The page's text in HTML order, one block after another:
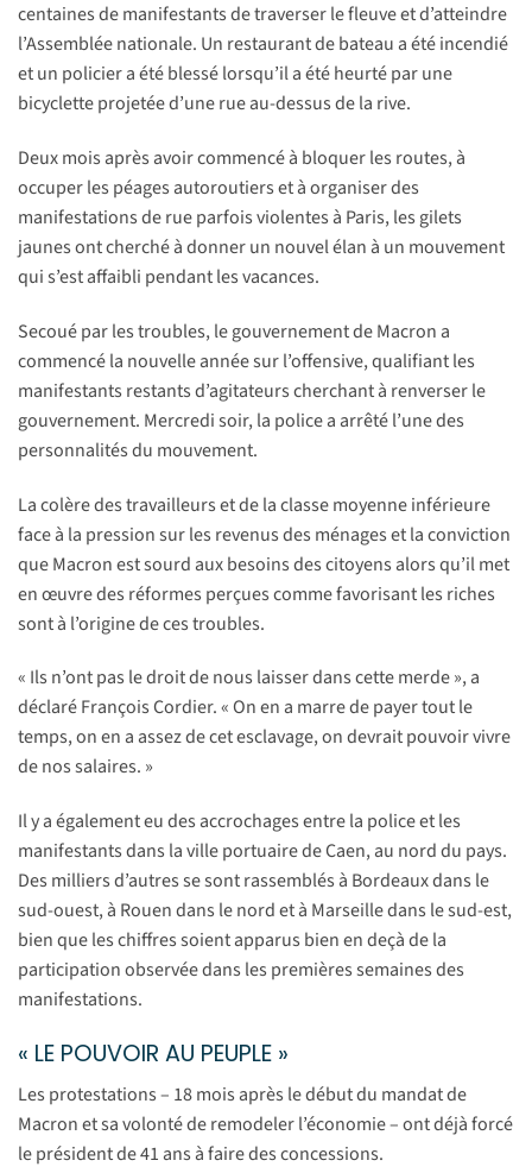
centaines de manifestants de traverser le fleuve et d’atteindre
l’Assemblée nationale. Un restaurant de bateau a été incendié
et un policier a été blessé lorsqu’il a été heurté par une
bicyclette projetée d’une rue au-dessus de la rive.
Deux mois après avoir commencé à bloquer les routes, à
occuper les péages autoroutiers et à organiser des
manifestations de rue parfois violentes à Paris, les gilets
jaunes ont cherché à donner un nouvel élan à un mouvement
qui s’est affaibli pendant les vacances.
Secoué par les troubles, le gouvernement de Macron a
commencé la nouvelle année sur l’offensive, qualifiant les
manifestants restants d’agitateurs cherchant à renverser le
gouvernement. Mercredi soir, la police a arrêté l’une des
personnalités du mouvement.
La colère des travailleurs et de la classe moyenne inférieure
face à la pression sur les revenus des ménages et la conviction
que Macron est sourd aux besoins des citoyens alors qu’il met
en œuvre des réformes perçues comme favorisant les riches
sont à l’origine de ces troubles.
« Ils n’ont pas le droit de nous laisser dans cette merde », a
déclaré François Cordier. « On en a marre de payer tout le
temps, on en a assez de cet esclavage, on devrait pouvoir vivre
de nos salaires. »
Il y a également eu des accrochages entre la police et les
manifestants dans la ville portuaire de Caen, au nord du pays.
Des milliers d’autres se sont rassemblés à Bordeaux dans le
sud-ouest, à Rouen dans le nord et à Marseille dans le sud-est,
bien que les chiffres soient apparus bien en deçà de la
participation observée dans les premières semaines des
manifestations.
« LE POUVOIR AU PEUPLE »
Les protestations – 18 mois après le début du mandat de
Macron et sa volonté de remodeler l’économie – ont déjà forcé
le président de 41 ans à faire des concessions.